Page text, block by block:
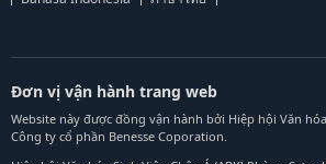
Đơn vị vận hành trang web
Website này được đồng vận hành bởi Hiệp hội Văn
Công ty cổ phần Benesse Coporation.